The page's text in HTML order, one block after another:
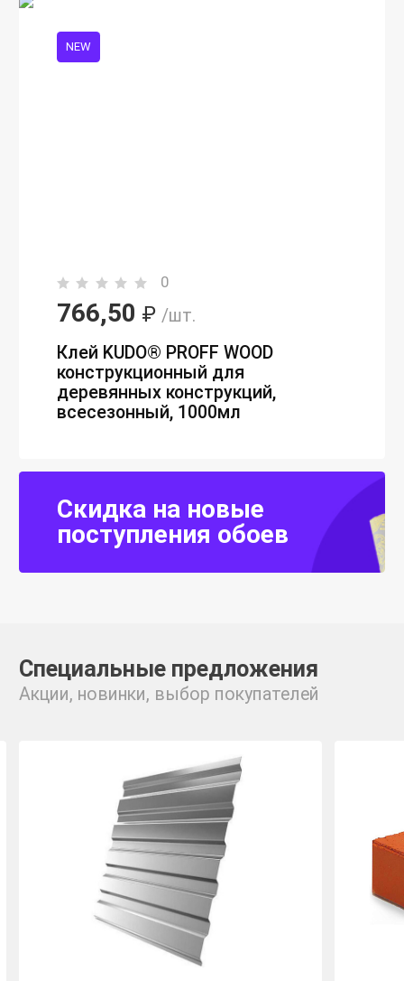
NEW
0
766,50 ₽ /шт.
Клей KUDO® PROFF WOOD
конструкционный для
деревянных конструкций,
всесезонный, 1000мл
Скидка на новые
поступления обоев
Специальные предложения
Акции, новинки, выбор покупателей